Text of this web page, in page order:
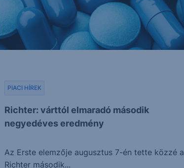
Richter: várttól elmaradó második
negyedéves eredmény
PIACI HÍREK
Az Erste elemzője augusztus 7-én tette közzé a
Richter második...